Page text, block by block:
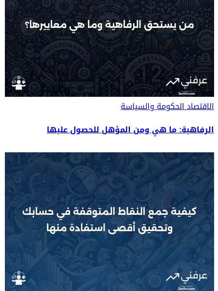
الاقتصادالحكومة والسياسة
الرفاهية: ما هي ومن المؤهل للحصول عليها